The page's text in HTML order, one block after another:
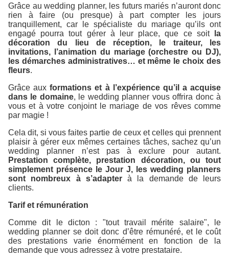
Grâce au wedding planner, les futurs mariés n’auront donc
rien à faire (ou presque) à part compter les jours
tranquillement, car le spécialiste du mariage qu’ils ont
engagé pourra tout gérer à leur place, que ce soit
la
décoration du lieu de réception, le traiteur, les
invitations, l’animation du mariage (orchestre ou DJ),
les démarches administratives… et même le choix des
fleurs.
Grâce auxformations et à l’expérience qu’il a acquise
dans le domaine, le wedding planner vous offrira donc à
vous et à votre conjoint le mariage de vos rêves comme
par magie !
Cela dit, si vous faites partie de ceux et celles qui prennent
plaisir à gérer eux mêmes certaines tâches, sachez qu’un
wedding planner n’est pas à exclure pour autant.
Prestation complète, prestation décoration, ou tout
simplement présence le Jour J, les wedding planners
sont nombreux à s’adapter à la demande de leurs
clients.
Tarif et rémunération
Comme dit le dicton : "tout travail mérite salaire", le
wedding planner se doit donc d’être rémunéré, et le coût
des prestations varie énormément en fonction de la
demande que vous adressez à votre prestataire.